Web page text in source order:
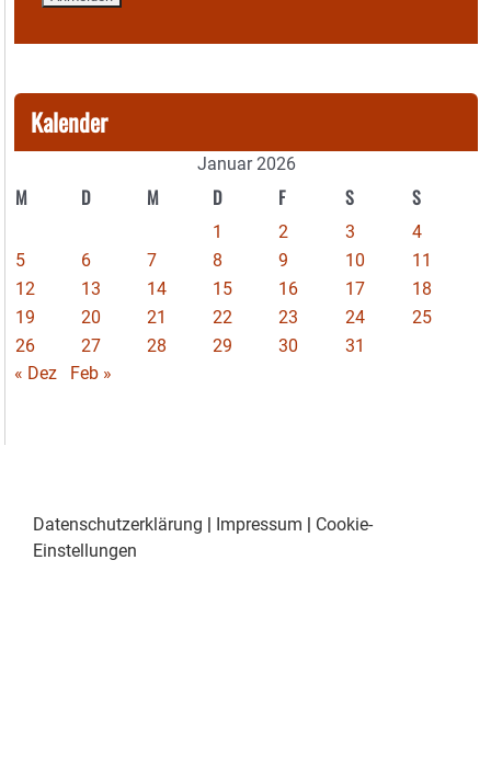
Kalender
Januar 2026
M D M D F S S
1 2 3
4
5
6 7 8 9 10
11
12
13 14 15 16 17
18
19
20 21 22 23 24
25
26
27 28 29 30
31
« Dez
Feb »
Datenschutzerklärung | Impressum | Cookie-
Einstellungen